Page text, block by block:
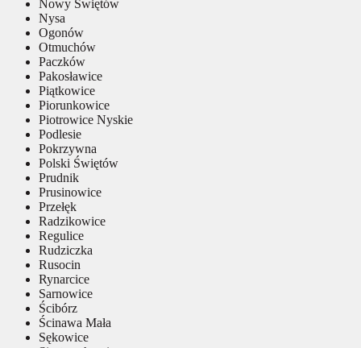
Nowy Świętów
Nysa
Ogonów
Otmuchów
Paczków
Pakosławice
Piątkowice
Piorunkowice
Piotrowice Nyskie
Podlesie
Pokrzywna
Polski Świętów
Prudnik
Prusinowice
Przełęk
Radzikowice
Regulice
Rudziczka
Rusocin
Rynarcice
Sarnowice
Ścibórz
Ścinawa Mała
Sękowice